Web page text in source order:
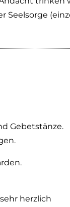
Gebetstänze.
herzlich